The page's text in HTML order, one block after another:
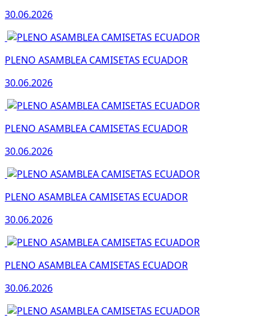
30.06.2026
PLENO ASAMBLEA CAMISETAS ECUADOR
30.06.2026
PLENO ASAMBLEA CAMISETAS ECUADOR
30.06.2026
PLENO ASAMBLEA CAMISETAS ECUADOR
30.06.2026
PLENO ASAMBLEA CAMISETAS ECUADOR
30.06.2026